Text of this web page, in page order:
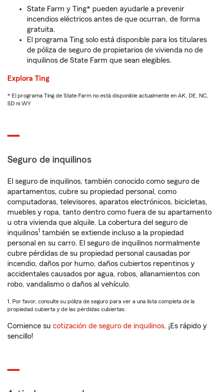
State Farm y Ting* pueden ayudarle a prevenir
incendios eléctricos antes de que ocurran, de forma
gratuita.
El programa Ting solo está disponible para los titulares
de póliza de seguro de propietarios de vivienda no de
inquilinos de State Farm que sean elegibles.
Explora Ting
* El programa Ting de State Farm no está disponible actualmente en AK, DE, NC,
SD ni WY
Seguro de inquilinos
El seguro de inquilinos, también conocido como seguro de
apartamentos, cubre su propiedad personal, como
computadoras, televisores, aparatos electrónicos, bicicletas,
muebles y ropa, tanto dentro como fuera de su apartamento
u otra vivienda que alquile. La cobertura del seguro de
inquilinos1 también se extiende incluso a la propiedad
personal en su carro. El seguro de inquilinos normalmente
cubre pérdidas de su propiedad personal causadas por
incendio, daños por humo, daños cubiertos repentinos y
accidentales causados por agua, robos, allanamientos con
robo, vandalismo o daños al vehículo.
1. Por favor, consulte su póliza de seguro para ver a una lista completa de la
propiedad cubierta y de las pérdidas cubiertas.
Comience su cotización de seguro de inquilinos. ¡Es rápido y
sencillo!